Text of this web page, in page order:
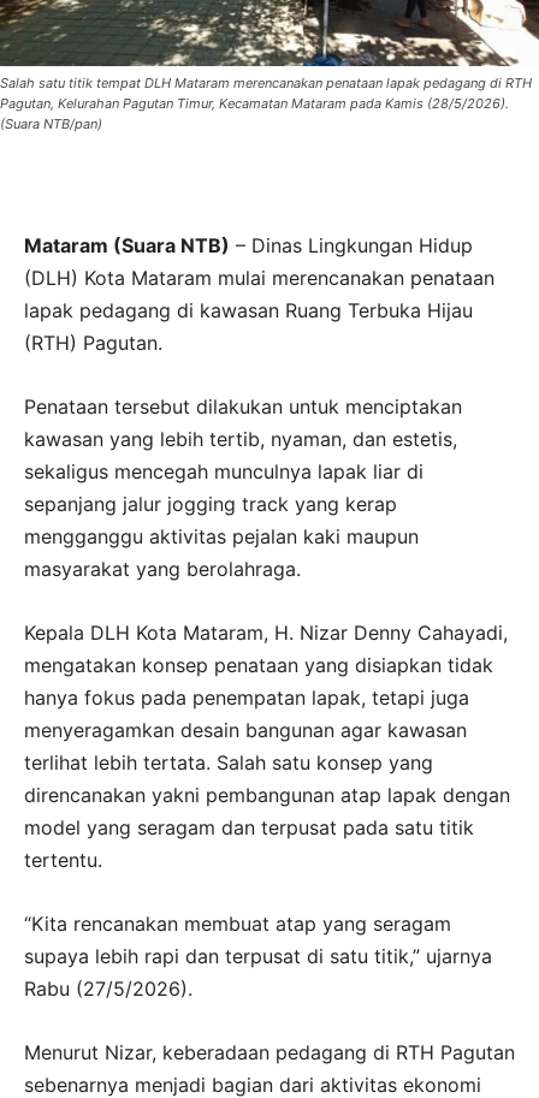
Salah satu titik tempat DLH Mataram merencanakan penataan lapak pedagang di RTH
Pagutan, Kelurahan Pagutan Timur, Kecamatan Mataram pada Kamis (28/5/2026).
(Suara NTB/pan)
Mataram (Suara NTB) – Dinas Lingkungan Hidup
(DLH) Kota Mataram mulai merencanakan penataan
lapak pedagang di kawasan Ruang Terbuka Hijau
(RTH) Pagutan.
Penataan tersebut dilakukan untuk menciptakan
kawasan yang lebih tertib, nyaman, dan estetis,
sekaligus mencegah munculnya lapak liar di
sepanjang jalur jogging track yang kerap
mengganggu aktivitas pejalan kaki maupun
masyarakat yang berolahraga.
Kepala DLH Kota Mataram, H. Nizar Denny Cahayadi,
mengatakan konsep penataan yang disiapkan tidak
hanya fokus pada penempatan lapak, tetapi juga
menyeragamkan desain bangunan agar kawasan
terlihat lebih tertata. Salah satu konsep yang
direncanakan yakni pembangunan atap lapak dengan
model yang seragam dan terpusat pada satu titik
tertentu.
“Kita rencanakan membuat atap yang seragam
supaya lebih rapi dan terpusat di satu titik,” ujarnya
Rabu (27/5/2026).
Menurut Nizar, keberadaan pedagang di RTH Pagutan
sebenarnya menjadi bagian dari aktivitas ekonomi